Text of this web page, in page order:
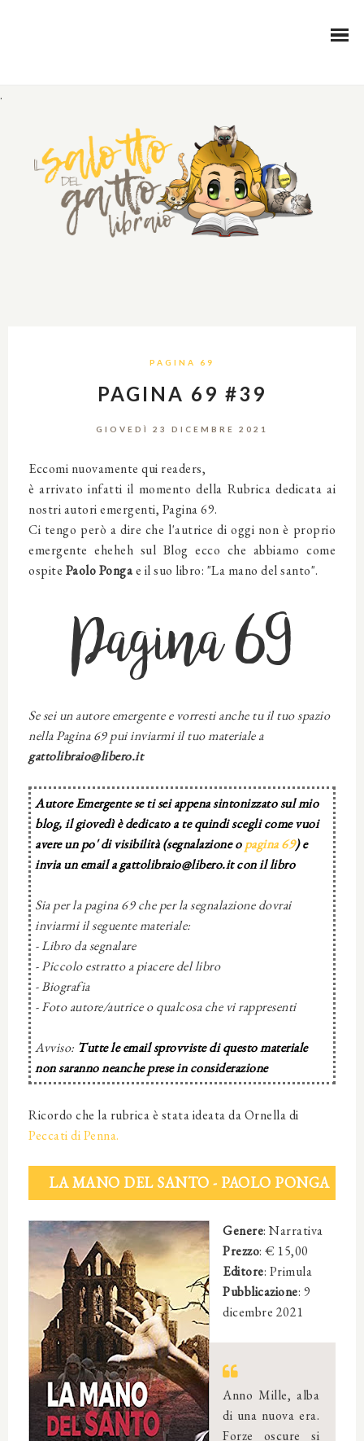
.
PAGINA 69
PAGINA 69 #39
GIOVEDÌ 23 DICEMBRE 2021
Eccomi nuovamente qui readers,
è arrivato infatti il momento della Rubrica dedicata ai
nostri autori emergenti, Pagina 69.
Ci tengo però a dire che l'autrice di oggi non è proprio
emergente eheheh sul Blog ecco che abbiamo come
ospite Paolo Pongae il suo libro: "La mano del santo".
Pagina 69
Se sei un autore emergente e vorresti anche tu il tuo spazio
nella Pagina 69 pui inviarmi il tuo materiale a
gattolibraio@libero.it
Autore Emergente se ti sei appena sintonizzato sul mio
blog, il giovedì è dedicato a te quindi scegli come vuoi
avere un po' di visibilità (segnalazione opagina 69) e
invia un email a gattolibraio@libero.it con il libro
Sia per la pagina 69 che per la segnalazione dovrai
inviarmi il seguente materiale:
- Libro da segnalare
- Piccolo estratto a piacere del libro
- Biografia
- Foto autore/autrice o qualcosa che vi rappresenti
Avviso: Tutte le email sprovviste di questo materiale
non saranno neanche prese in considerazione
Ricordo che la rubrica è stata ideata da Ornella di
Peccati di Penna.
LA MANO DEL SANTO - PAOLO PONGA
Genere: Narrativa
Prezzo: € 15,00
Editore: Primula
Pubblicazione: 9
dicembre 2021
Anno Mille, alba
di una nuova era.
Forze oscure si